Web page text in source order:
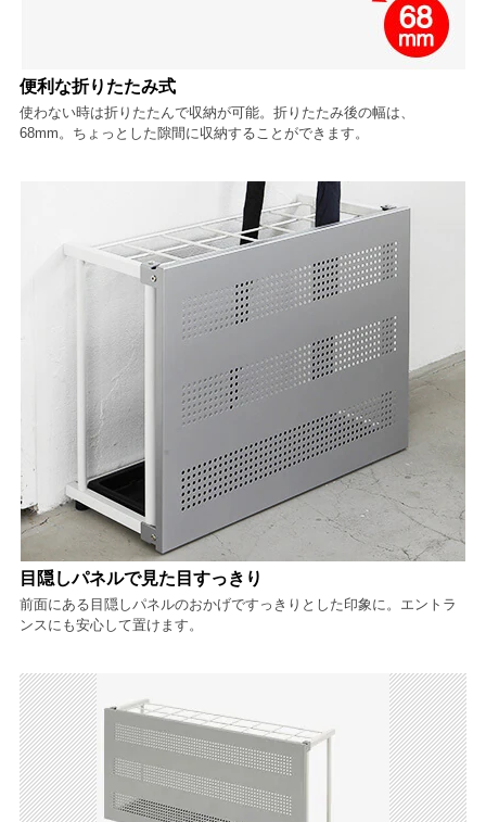
便利な折りたたみ式
使わない時は折りたたんで収納が可能。折りたたみ後の幅は、
68mm。ちょっとした隙間に収納することができます。
目隠しパネルで見た目すっきり
前面にある目隠しパネルのおかげですっきりとした印象に。エントラ
ンスにも安心して置けます。